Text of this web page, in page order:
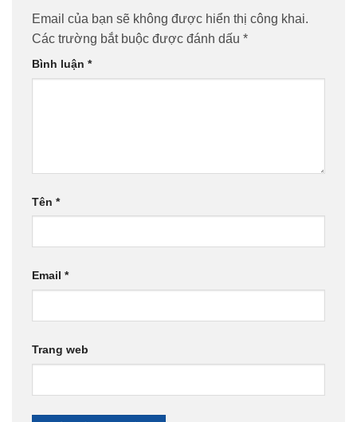
Email của bạn sẽ không được hiển thị công khai.
Các trường bắt buộc được đánh dấu *
Bình luận *
Tên *
Email *
Trang web